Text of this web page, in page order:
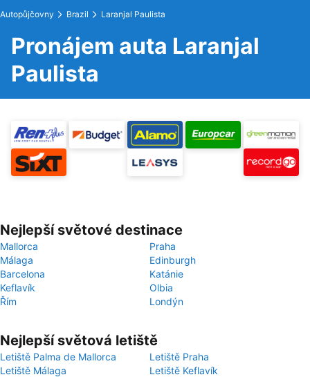
Autopůjčovny Brazil Laranjal Paulista
Pronájem auta Laranjal
Paulista
Nejlepší světové destinace
Mallorca
Praha
Málaga
Edinburgh
Barcelona
Katánie
Keflavík
Olbia
Řím
Londýn
Nejlepší světová letiště
Letiště Palma de Mallorca
Letiště Praha
Letiště Málaga
Letiště Keflavík